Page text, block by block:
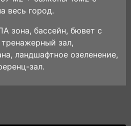
весь город.
зона, бассейн, бювет с
зал,
ландшафтное озеленение,
зал.